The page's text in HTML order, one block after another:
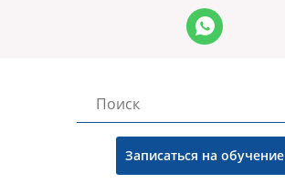
Записаться на обучение